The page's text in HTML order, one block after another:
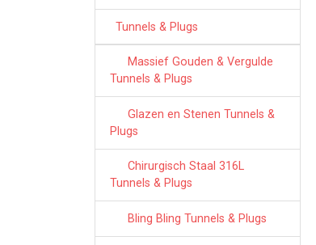
Tunnels & Plugs
Massief Gouden & Vergulde
Tunnels & Plugs
Glazen en Stenen Tunnels &
Plugs
Chirurgisch Staal 316L
Tunnels & Plugs
Bling Bling Tunnels & Plugs